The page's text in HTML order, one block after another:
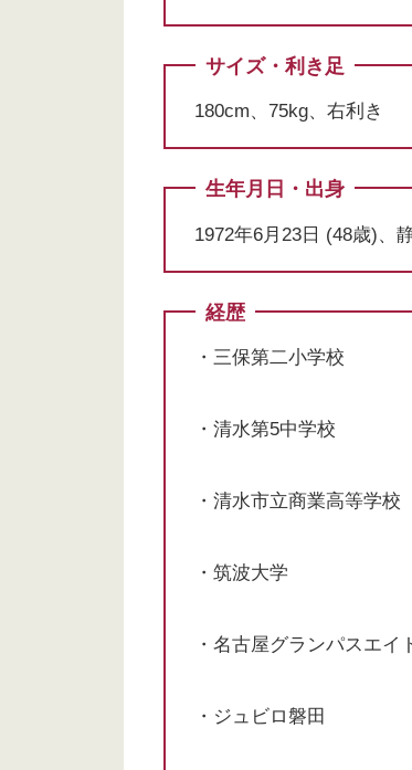
サイズ・利き足
180cm、75kg、右利き
生年月日・出身
1972年6月23日 (48歳)、
経歴
・三保第二小学校
・清水第5中学校
・清水市立商業高等学校
・筑波大学
・名古屋グランパスエイ
・ジュビロ磐田